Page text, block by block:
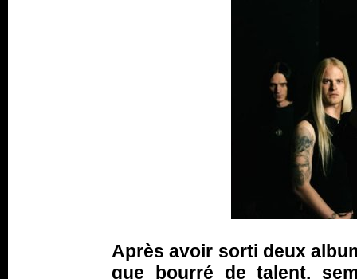
Après avoir sorti deux
que bourré de talent,